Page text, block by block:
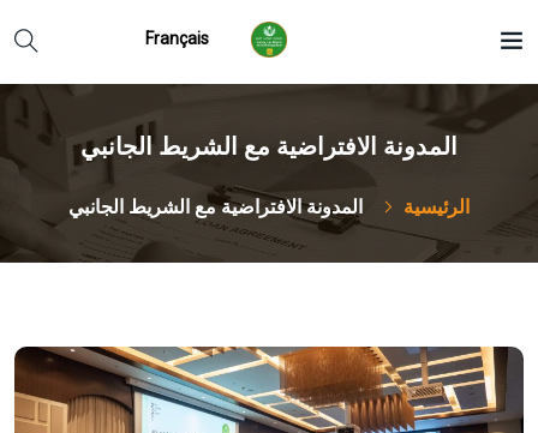
Français
المدونة الافتراضية مع الشريط الجانبي
الرئيسية المدونة الافتراضية مع الشريط الجانبي